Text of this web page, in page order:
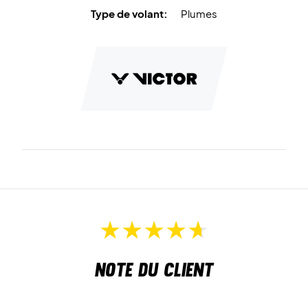
Type de volant:
Plumes
Note du client